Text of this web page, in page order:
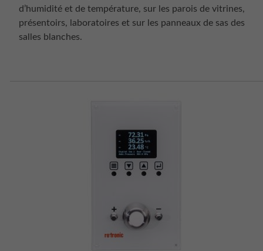
d’humidité et de température, sur les parois de vitrines,
présentoirs, laboratoires et sur les panneaux de sas des
salles blanches.